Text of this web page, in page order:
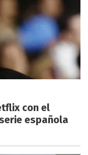
con el
española